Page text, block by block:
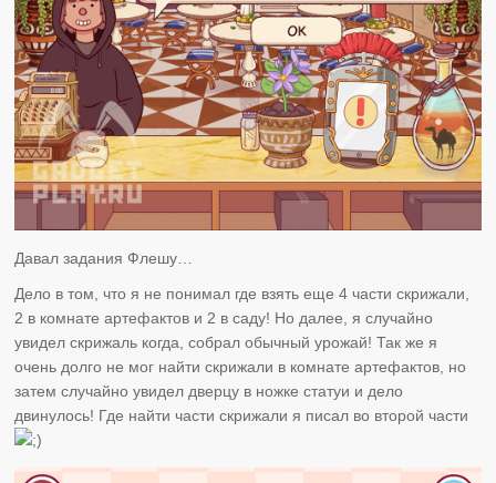
Давал задания Флешу…
Дело в том, что я не понимал где взять еще 4 части скрижали,
2 в комнате артефактов и 2 в саду! Но далее, я случайно
увидел скрижаль когда, собрал обычный урожай! Так же я
очень долго не мог найти скрижали в комнате артефактов, но
затем случайно увидел дверцу в ножке статуи и дело
двинулось! Где найти части скрижали я писал во второй части